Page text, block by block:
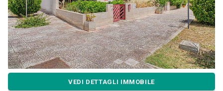
VEDI DETTAGLI IMMOBILE